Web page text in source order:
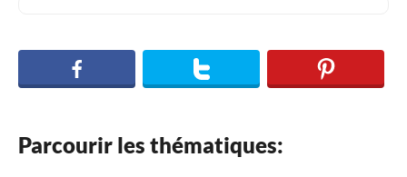
Parcourir les thématiques: